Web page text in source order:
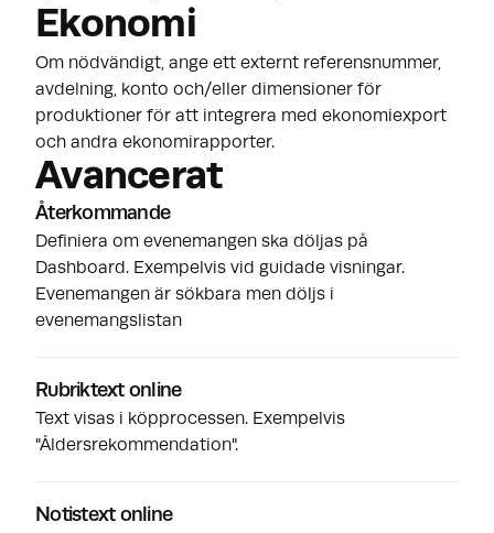
Ekonomi
Om nödvändigt, ange ett externt referensnummer,
avdelning, konto och/eller dimensioner för
produktioner för att integrera med ekonomiexport
och andra ekonomirapporter.
Avancerat
Återkommande
Definiera om evenemangen ska döljas på
Dashboard. Exempelvis vid guidade visningar.
Evenemangen är sökbara men döljs i
evenemangslistan
Rubriktext online
Text visas i köpprocessen. Exempelvis
"Åldersrekommendation".
Notistext online